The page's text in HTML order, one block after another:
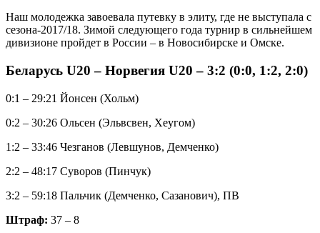
Наш молодежка завоевала путевку в элиту, где не выступала с
сезона-2017/18. Зимой следующего года турнир в сильнейшем
дивизионе пройдет в России – в Новосибирске и Омске.
Беларусь U20 – Норвегия U20 – 3:2 (0:0, 1:2, 2:0)
0:1 – 29:21 Йонсен (Хольм)
0:2 – 30:26 Ольсен (Эльвсвен, Хеугом)
1:2 – 33:46 Чезганов (Левшунов, Демченко)
2:2 – 48:17 Суворов (Пинчук)
3:2 – 59:18 Пальчик (Демченко, Сазанович), ПВ
Штраф: 37 – 8